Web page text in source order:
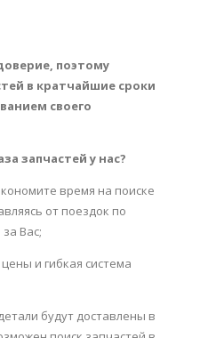
поэтому
в кратчайшие сроки
своего
запчастей у нас?
время на поиске
от поездок по
Вас;
и гибкая система
будут доставлены в